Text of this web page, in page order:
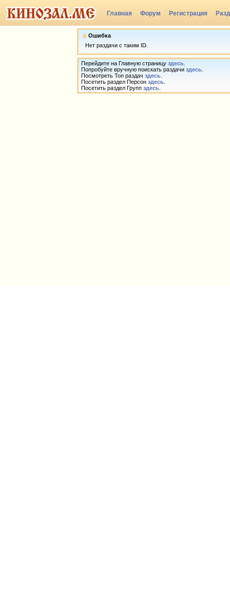
Главная Форум Регистрация
Группы
Ошибка
Нет раздачи с таким ID.
Перейдите на Главную страницу здесь
Попробуйте вручную поискать раздачи здесь
Посмотреть Топ раздач здесь
Посетить раздел Персон здесь
Посетить раздел Групп здесь